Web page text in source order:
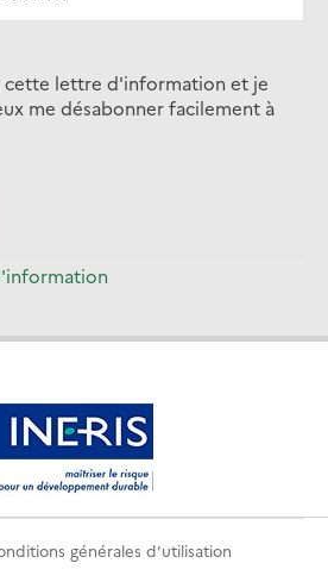
cette lettre d'information et je
me désabonner facilement à
générales d'utilisation